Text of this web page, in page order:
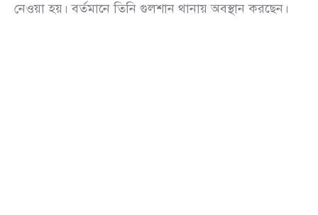
নেওয়া হয়। বর্তমানে তিনি গুলশান থানায় অবস্থান করছেন।